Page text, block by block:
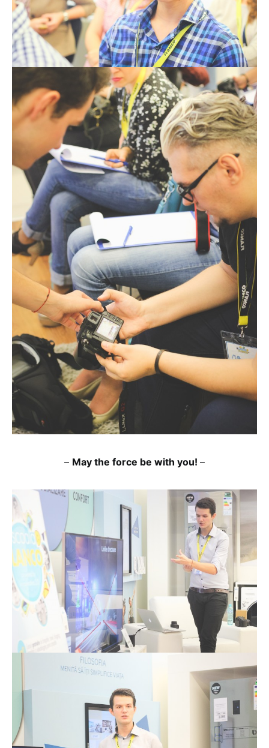
– May the force be with you! –